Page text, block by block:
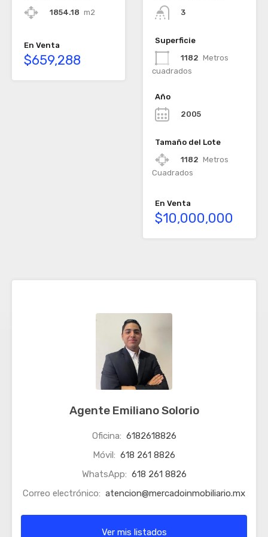
1854.18 m2
En Venta
$659,288
3
Superficie
1182 Metros
cuadrados
Año
2005
Tamaño del Lote
1182 Metros
Cuadrados
En Venta
$10,000,000
Agente Emiliano Solorio
Oficina: 6182618826
Móvil: 618 261 8826
WhatsApp: 618 261 8826
Correo electrónico: atencion@mercadoinmobiliario.mx
Ver mis listados